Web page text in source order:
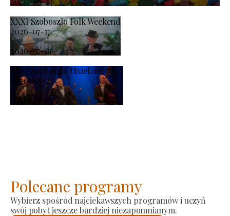
XXXI Szoboszlo Folk Weekend
2026-07-17
-
2026-07-19
XXXI Szoboszló Dixieland Days
2026-08-21
-
2026-08-23
Polecane programy
Wybierz spośród najciekawszych programów i uczyń
swój pobyt jeszcze bardziej niezapomnianym.